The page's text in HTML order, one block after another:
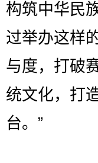
构筑中华民
过举办这样
与度，打破
统文化，打
台。”